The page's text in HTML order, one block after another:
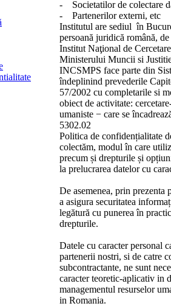
- Societatilor de colectare
- Partenerilor externi, etc
Institutul are sediul în
persoană juridică română,
Institut Naţional de
Ministerului Muncii si
INCSMPS face parte din
îndeplinind prevederile
57/2002 cu completarile si
obiect de activitate:
umaniste − care se
5302.02
Politica de confidențialitate
colectăm, modul în care
precum și drepturile și
la prelucrarea datelor cu
De asemenea, prin prezenta
a asigura securitatea
legătură cu punerea în
drepturile.
Datele cu caracter personal
partenerii nostri, si de catre
subcontractante, ne sunt
caracter teoretic-aplicativ in
managementul resurselor
in Romania.